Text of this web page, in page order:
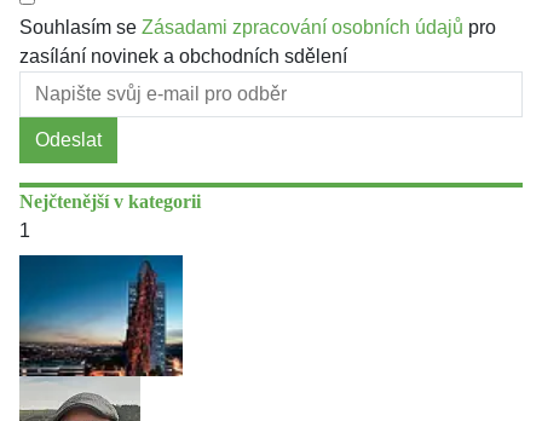
Souhlasím se Zásadami zpracování osobních údajů pro
zasílání novinek a obchodních sdělení
Odeslat
Nejčtenější v kategorii
1